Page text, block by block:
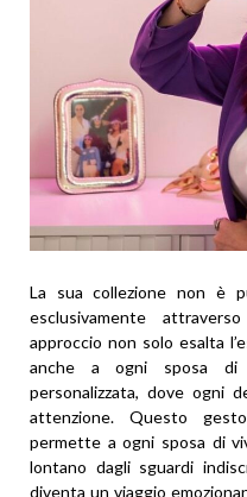
La sua collezione non è
esclusivamente
approccio non solo esalta
anche a ogni sposa di
personalizzata, dove ogni
attenzione. Questo
permette a ogni sposa di
lontano dagli sguardi
diventa un viaggio